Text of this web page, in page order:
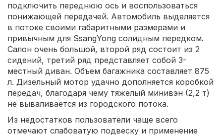
подключить переднюю ось и воспользоваться
понижающей передачей. Автомобиль выделяется
в потоке своими габаритными размерами и
привычным для SsangYong солидным передком.
Салон очень большой, второй ряд состоит из 2
сидений, третий ряд представляет собой 3-
местный диван. Объем багажника составляет 875
л. Дизельный мотор удачно дополняется коробкой
передач, благодаря чему тяжелый минивэн (2,2 т)
не вываливается из городского потока.
Из недостатков пользователи чаще всего
отмечают слабоватую подвеску и применение